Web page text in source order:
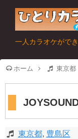
一人カラオケがで
ホーム 東京都
東京都, 豊島区